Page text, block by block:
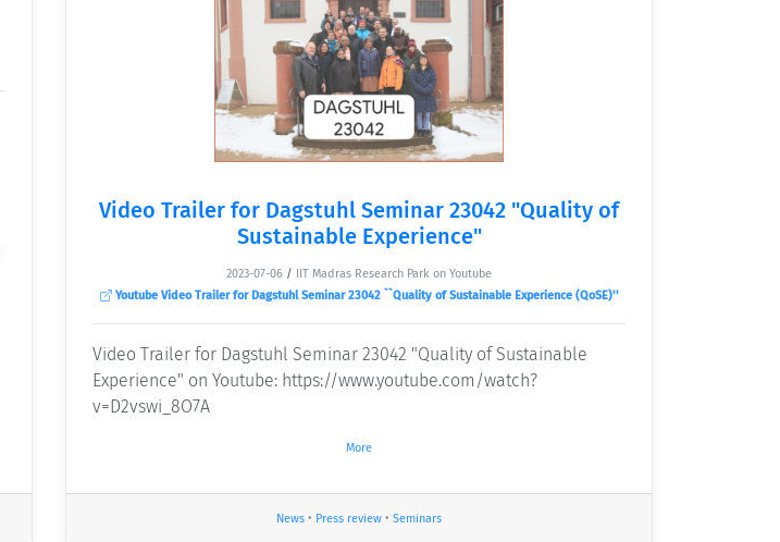
Video Trailer for Dagstuhl Seminar 23042 "Quality of
Sustainable Experience"
2023-07-06 /
IIT Madras Research Park on Youtube
Youtube Video Trailer for Dagstuhl Seminar 23042 ``Quality of Sustainable Experience (QoSE)''
Video Trailer for Dagstuhl Seminar 23042 "Quality of Sustainable
Experience" on Youtube: https://www.youtube.com/watch?
v=D2vswi_8O7A
More
News • Press review • Seminars